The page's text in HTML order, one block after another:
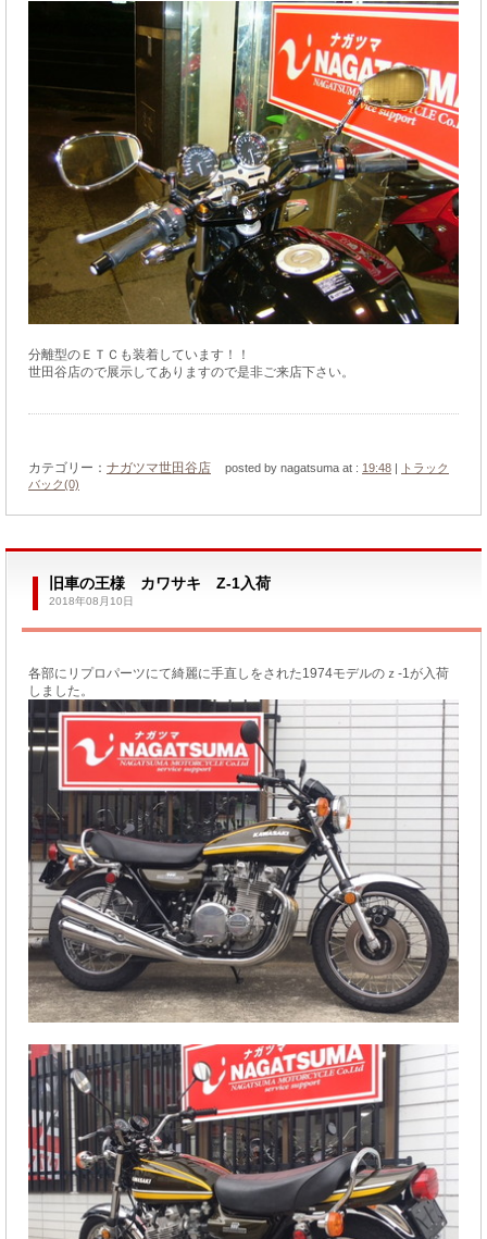
分離型のＥＴＣも装着しています！！
世田谷店ので展示してありますので是非ご来店下さい。
カテゴリー： ナガツマ世田谷店 posted by nagatsuma at : 19:48 |
トラック
バック(0)
旧車の王様 カワサキ Z-1入荷
2018年08月10日
各部にリプロパーツにて綺麗に手直しをされた1974モデルのｚ-1が入荷
しました。